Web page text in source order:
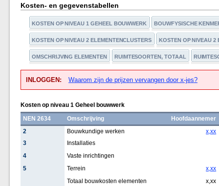
Kosten- en gegevenstabellen
KOSTEN OP NIVEAU 1 GEHEEL BOUWWERK BOUWFYSISCHE
KOSTEN OP NIVEAU 2 ELEMENTENCLUSTERS KOSTEN OP NIVEAU 2
OMSCHRIJVING ELEMENTEN RUIMTESOORTEN, TOTAAL
INLOGGEN: Waarom zijn de prijzen vervangen door x-jes?
Kosten op niveau 1 Geheel bouwwerk
NEN 2634
Omschrijving
Hoofdaannemer
2
Bouwkundige werken
x,xx
3
Installaties
4
Vaste inrichtingen
5
Terrein
x,xx
Totaal bouwkosten elementen
x,xx